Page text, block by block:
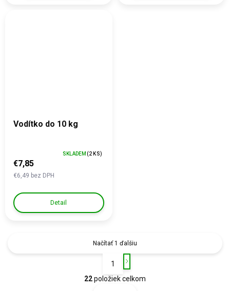
Vodítko do 10 kg
€6,49 bez DPH
€7,85
SKLADEM (2 KS)
Detail
v
Načítať 1 ďalšiu
t
1
22položiek celkom